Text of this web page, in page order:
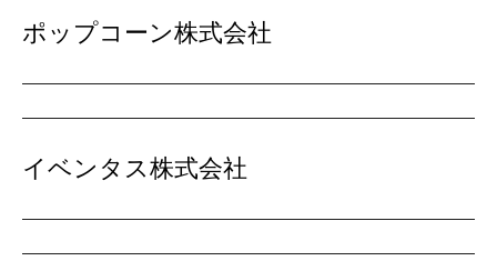
ポップコーン株式会社
イベンタス株式会社